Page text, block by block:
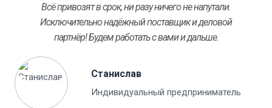
Всё привозят в срок, ни разу ничего не напутали.
Исключительно надёжный поставщик и деловой
партнёр! Будем работать с вами и дальше.
Станислав
Индивидуальный предприниматель